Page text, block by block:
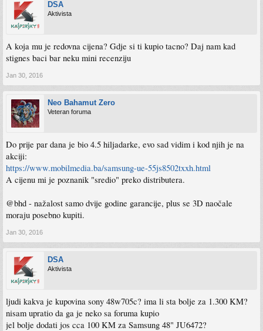
DSA
Aktivista
A koja mu je redovna cijena? Gdje si ti kupio tacno? Daj nam kad
stignes baci bar neku mini recenziju
Jan 30, 2016
Neo Bahamut Zero
Veteran foruma
Do prije par dana je bio 4.5 hiljadarke, evo sad vidim i kod njih je na
akciji:
https://www.mobilmedia.ba/samsung-ue-55js8502txxh.html
A cijenu mi je poznanik "sredio" preko distributera.
@bhd - nažalost samo dvije godine garancije, plus se 3D naočale
moraju posebno kupiti.
Jan 30, 2016
DSA
Aktivista
ljudi kakva je kupovina sony 48w705c? ima li sta bolje za 1.300 KM?
nisam upratio da ga je neko sa foruma kupio
jel bolje dodati jos cca 100 KM za Samsung 48" JU6472?